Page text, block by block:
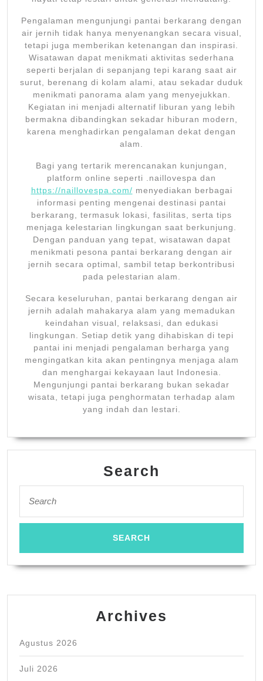
Pengalaman mengunjungi pantai berkarang dengan
air jernih tidak hanya menyenangkan secara visual,
tetapi juga memberikan ketenangan dan inspirasi.
Wisatawan dapat menikmati aktivitas sederhana
seperti berjalan di sepanjang tepi karang saat air
surut, berenang di kolam alami, atau sekadar duduk
menikmati panorama alam yang menyejukkan.
Kegiatan ini menjadi alternatif liburan yang lebih
bermakna dibandingkan sekadar hiburan modern,
karena menghadirkan pengalaman dekat dengan
alam.
Bagi yang tertarik merencanakan kunjungan,
platform online seperti .naillovespa dan
https://naillovespa.com/ menyediakan berbagai
informasi penting mengenai destinasi pantai
berkarang, termasuk lokasi, fasilitas, serta tips
menjaga kelestarian lingkungan saat berkunjung.
Dengan panduan yang tepat, wisatawan dapat
menikmati pesona pantai berkarang dengan air
jernih secara optimal, sambil tetap berkontribusi
pada pelestarian alam.
Secara keseluruhan, pantai berkarang dengan air
jernih adalah mahakarya alam yang memadukan
keindahan visual, relaksasi, dan edukasi
lingkungan. Setiap detik yang dihabiskan di tepi
pantai ini menjadi pengalaman berharga yang
mengingatkan kita akan pentingnya menjaga alam
dan menghargai kekayaan laut Indonesia.
Mengunjungi pantai berkarang bukan sekadar
wisata, tetapi juga penghormatan terhadap alam
yang indah dan lestari.
Search
for:
Archives
Agustus 2026
Juli 2026